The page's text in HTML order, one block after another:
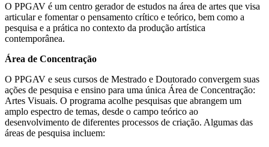
O PPGAV é um centro gerador de estudos na área de artes que visa
articular e fomentar o pensamento crítico e teórico, bem como a
pesquisa e a prática no contexto da produção artística
contemporânea.
Área de Concentração
O PPGAV e seus cursos de Mestrado e Doutorado convergem suas
ações de pesquisa e ensino para uma única Área de Concentração:
Artes Visuais. O programa acolhe pesquisas que abrangem um
amplo espectro de temas, desde o campo teórico ao
desenvolvimento de diferentes processos de criação. Algumas das
áreas de pesquisa incluem: